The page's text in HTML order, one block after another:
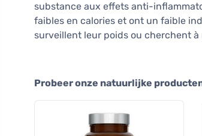
substance aux effets anti-
faibles en calories et ont un faible
surveillent leur poids ou cherchent
Probeer onze natuurlijke